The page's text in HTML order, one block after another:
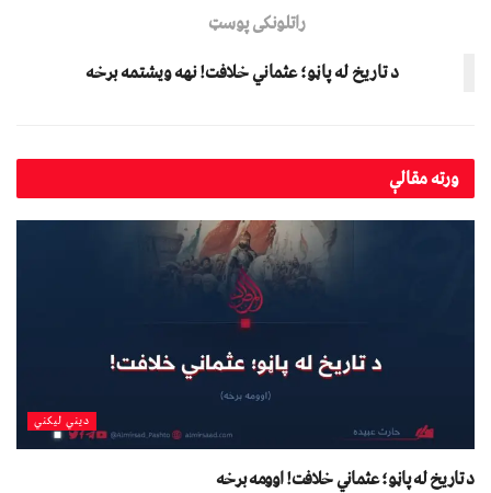
راتلونکی پوسټ
د تاریخ له پاڼو؛ عثماني خلافت! نهه ویشتمه برخه
ورتهمقالې
دیني لیکني
د تاریخ له پاڼو؛ عثماني خلافت! اوومه برخه